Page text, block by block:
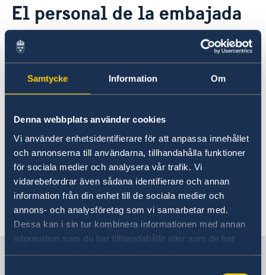
Samtycke Information Om
Denna webbplats använder cookies
Vi använder enhetsidentifierare för att anpassa innehållet
och annonserna till användarna, tillhandahålla funktioner
för sociala medier och analysera vår trafik. Vi
vidarebefordrar även sådana identifierare och annan
information från din enhet till de sociala medier och
annons- och analysföretag som vi samarbetar med.
Dessa kan i sin tur kombinera informationen med annan
information som du har tillhandahållit eller som de har
samlat in när du har använt deras tjänster.
Sobre nosotros
Protección de datos personales
Personal
Actualidad
Noticias
Puestos vacantes
El personal de la embajada
En la embajada de Suecia en La
Habana trabajan tres enviados y veinte
empleados locales. Correos
electrónicos directos al personal de la
embajada se envían según la siguiente
forma: nombre.apellido@gov.se.
Anna CraenenEmbajadora-designada, jefa
de misión
Última actualización 26 ago 2025, 18.01
Suecia en Cuba